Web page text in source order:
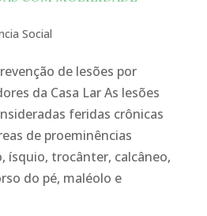
Social
de lesões por
da Casa Lar As lesões
feridas crônicas
de proeminências
ísquio, trocânter, calcâneo,
do pé, maléolo e